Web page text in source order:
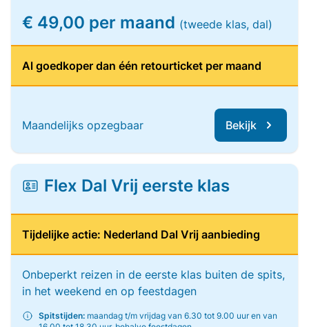
€ 49,00 per maand (tweede klas, dal)
Al goedkoper dan één retourticket per maand
Maandelijks opzegbaar Bekijk
Flex Dal Vrij eerste klas
Tijdelijke actie: Nederland Dal Vrij aanbieding
Onbeperkt reizen in de eerste klas buiten de spits,
in het weekend en op feestdagen
Spitstijden: maandag t/m vrijdag van 6.30 tot 9.00 uur en van